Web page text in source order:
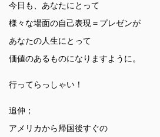
今日も、あなたにとって
様々な場面の自己表現＝プレゼンが
あなたの人生にとって
価値のあるものになりますように。
行ってらっしゃい！
追伸；
アメリカから帰国後すぐの